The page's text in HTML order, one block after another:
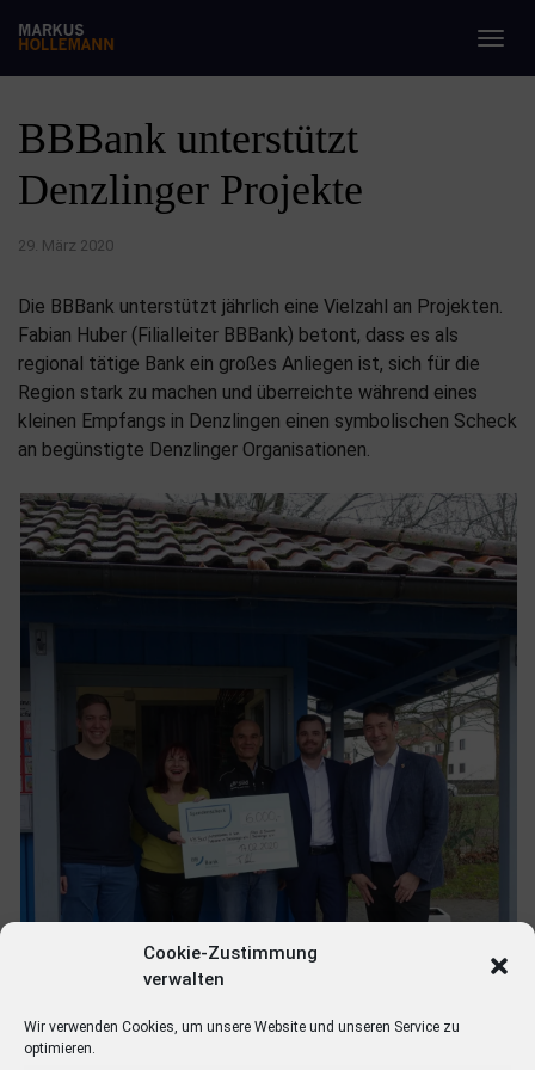
Cookie-Zustimmung
verwalten
Wir verwenden Cookies, um unsere Website und unseren Service zu
optimieren.
BBBank unterstützt
Denzlinger Projekte
29. März 2020
Die BBBank unterstützt jährlich eine Vielzahl an Projekten.
Fabian Huber (Filialleiter BBBank) betont, dass es als
regional tätige Bank ein großes Anliegen ist, sich für die
Region stark zu machen und überreichte während eines
kleinen Empfangs in Denzlingen einen symbolischen Scheck
an begünstigte Denzlinger Organisationen.